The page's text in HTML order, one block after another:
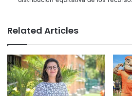
Related Articles